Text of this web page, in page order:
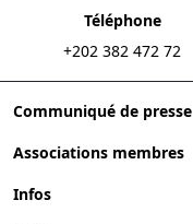
Communiqué de presse
Associations membres
Infos
Téléphone
+202 382 472 72